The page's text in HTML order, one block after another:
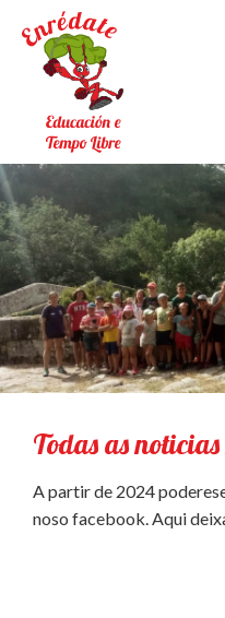
Todas as
A partir de 2024
noso facebook. Aqui